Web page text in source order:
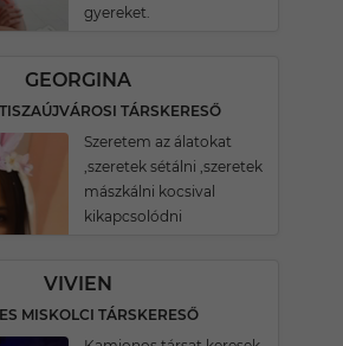
gyereket.
GEORGINA
TÁRSKERESŐ
Szeretem az álatokat
,szeretek sétálni ,szeretek
mászkálni kocsival
kikapcsolódni
VIVIEN
MISKOLCI TÁRSKERESŐ